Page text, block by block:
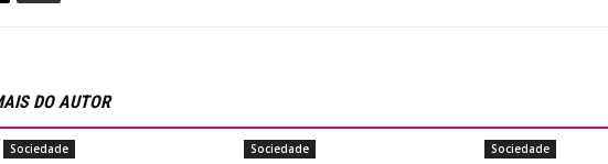
DO AUTOR
Sociedade Sociedade Sociedade